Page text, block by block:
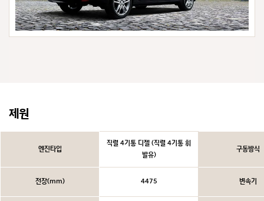
제원
엔진타입
직렬 4기통 디젤 (직렬 4기통 휘
발유)
구동방식
전장(mm) 4475 변속기